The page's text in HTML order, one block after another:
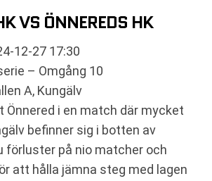
VS ÖNNEREDS HK
12-27 17:30
– Omgång 10
A, Kungälv
Önnered i en match där mycket
befinner sig i botten av
förluster på nio matcher och
att hålla jämna steg med lagen